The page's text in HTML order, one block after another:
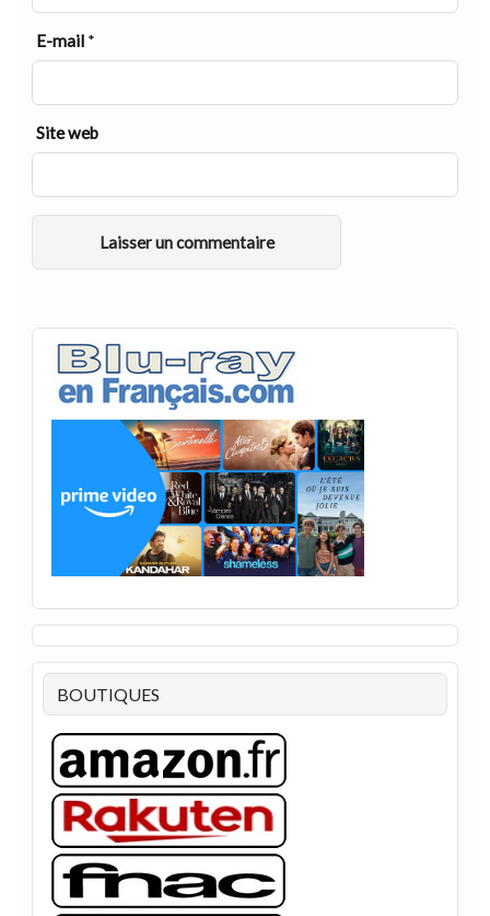
E-mail *
Site web
BOUTIQUES